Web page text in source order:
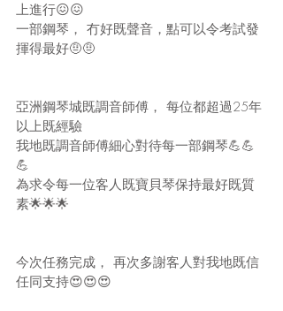
上進行😖😖
一部鋼琴， 冇好既聲音，點可以令考試發
揮得最好🤨🤨
亞洲鋼琴城既調音師傅， 每位都超過25年
以上既經驗
我地既調音師傅細心對待每一部鋼琴💪💪
💪
為求令每一位客人既寶貝琴保持最好既質
素🌟🌟🌟
今次任務完成， 再次多謝客人對我地既信
任同支持😍😍😍